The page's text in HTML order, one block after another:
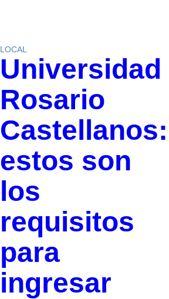
LOCAL
Universidad
Rosario
Castellanos:
estos son
los
requisitos
para
ingresar